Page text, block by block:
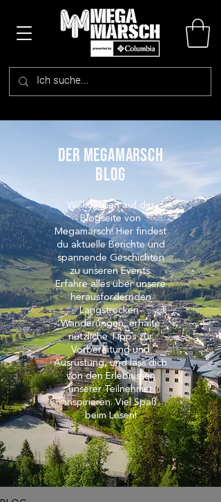
DER megamarsch
blog
Willkommen auf der
Blogseite von
Megamarsch! Hier findest
du aktuelle Berichte und
spannende Geschichten
zu unseren Events.
Erfahre alles über unsere
herausfordernden
Langstrecken-
Wanderungen, erhalte
nützliche Tipps zur
Vorbereitung und
Ausrüstung, und lass dich
von den Erlebnissen
unserer Teilnehmer
inspirieren. Viel Spaß
beim Lesen!